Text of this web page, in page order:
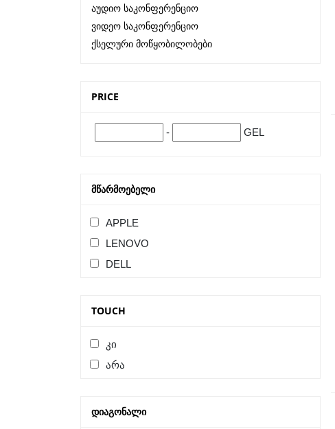
Აუდიო Საკონფერენციო
Ვიდეო Საკონფერენციო
Ქსელური Მოწყობილობები
PRICE
- GEL
ᲛᲬᲐᲠᲛᲝᲔᲑᲔᲚᲘ
APPLE
LENOVO
DELL
TOUCH
კი
არა
ᲓᲘᲐᲒᲝᲜᲐᲚᲘ